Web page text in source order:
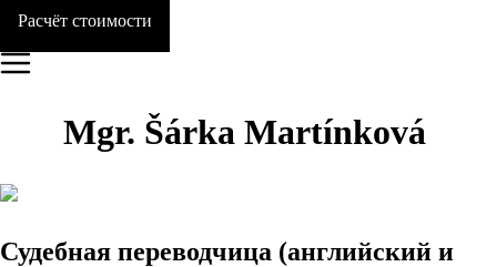
Расчёт стоимости
Mgr. Šárka Martínková
Судебная переводчица (английский и